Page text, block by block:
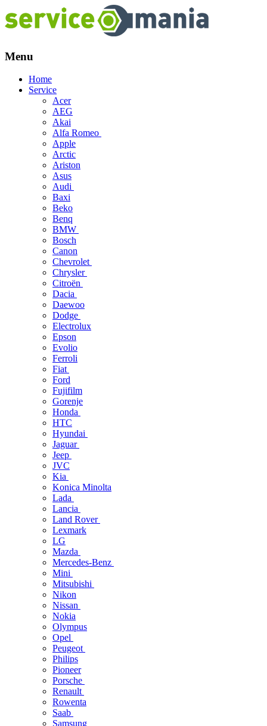
Menu
Skip
Home
Service
Acer
AEG
Akai
Alfa Romeo
Apple
Arctic
Ariston
Asus
Audi
Baxi
Beko
Benq
BMW
Bosch
Canon
Chevrolet
Chrysler
Citroën
Dacia
Daewoo
Dodge
Electrolux
Epson
Evolio
Ferroli
Fiat
Ford
Fujifilm
Gorenje
Honda
HTC
Hyundai
Jaguar
Jeep
JVC
Kia
Konica Minolta
Lada
Lancia
Land Rover
Lexmark
LG
Mazda
Mercedes-Benz
Mini
Mitsubishi
Nikon
Nissan
Nokia
Olympus
Opel
Peugeot
Philips
Pioneer
Porsche
Renault
Rowenta
Saab
Samsung